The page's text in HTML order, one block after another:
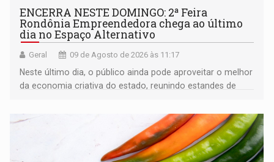
ENCERRA NESTE DOMINGO: 2ª Feira
Rondônia Empreendedora chega ao último
dia no Espaço Alternativo
Geral 09 de Agosto de 2026 às 11:17
Neste último dia, o público ainda pode aproveitar o melhor
da economia criativa do estado, reunindo estandes de